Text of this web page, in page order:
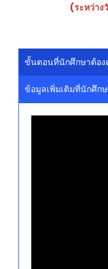
(ระหว่าง
ขั้นตอนที่นักศึกษาต้อง
ข้อมูลเพิ่มเติมที่นักศึก